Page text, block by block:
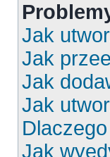
Jak
Jak
Jak
Jak
Jak